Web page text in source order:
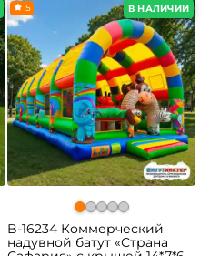
В НАЛИЧИИ
5
B-16234 Коммерческий
надувной батут «Страна